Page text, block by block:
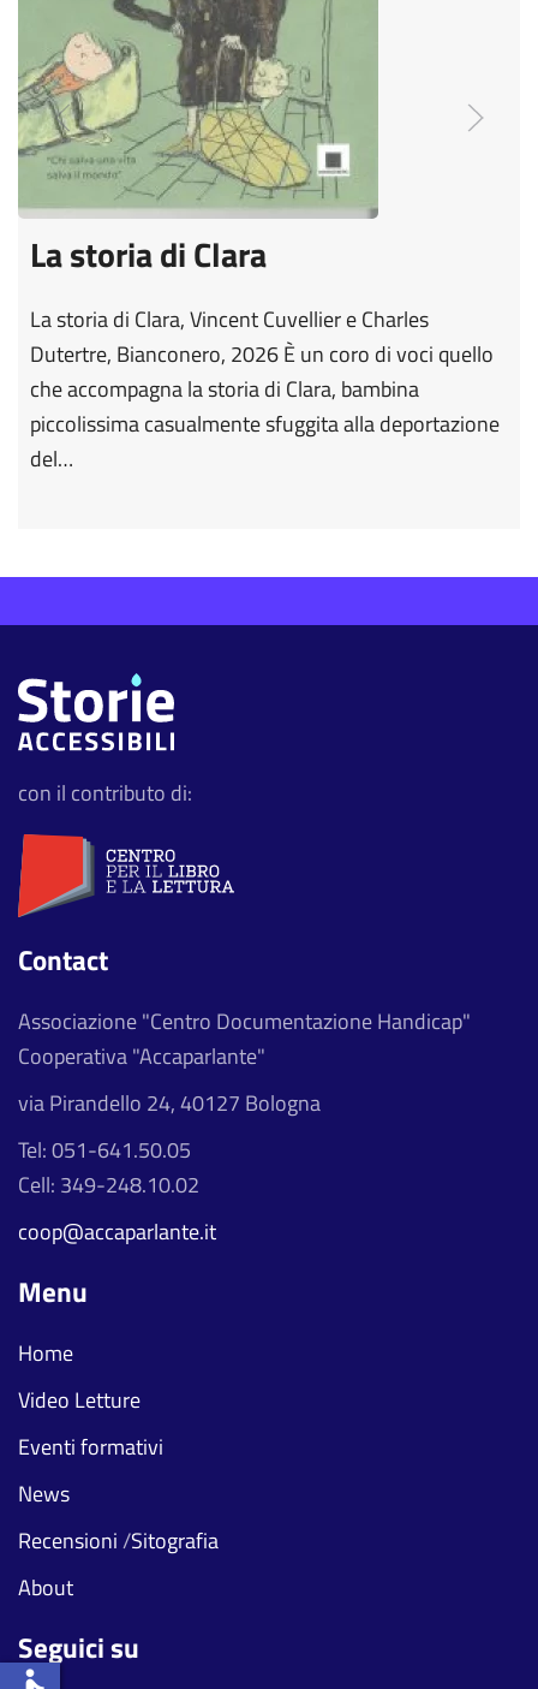
La storia di Clara
La storia di Clara, Vincent Cuvellier e Charles
Dutertre, Bianconero, 2026 È un coro di voci quello
che accompagna la storia di Clara, bambina
piccolissima casualmente sfuggita alla deportazione
del…
con il contributo di:
Contact
Associazione "Centro Documentazione Handicap"
Cooperativa "Accaparlante"
via Pirandello 24, 40127 Bologna
Tel: 051-641.50.05
Cell: 349-248.10.02
coop@accaparlante.it
Menu
Home
Video Letture
Eventi formativi
News
Recensioni/Sitografia
About
Seguici su